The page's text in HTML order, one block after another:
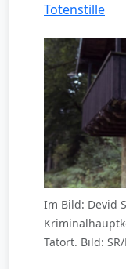
Totenstille
Im Bild: Devid
Tatort. Bild: